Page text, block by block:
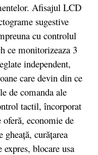
Afisajul LCD
sugestive
cu controlul
ce monitorizeaza 3
independent,
care devin din ce
de comanda ale
tactil, încorporat
economie de
gheaţă, curăţarea
blocare usa